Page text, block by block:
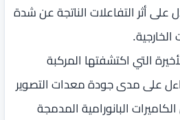
على أثر التفاعلات الناتجة عن شدة
التي اكتشفتها المركبة
على مدى جودة معدات التصوير
البانورامية المدمجة